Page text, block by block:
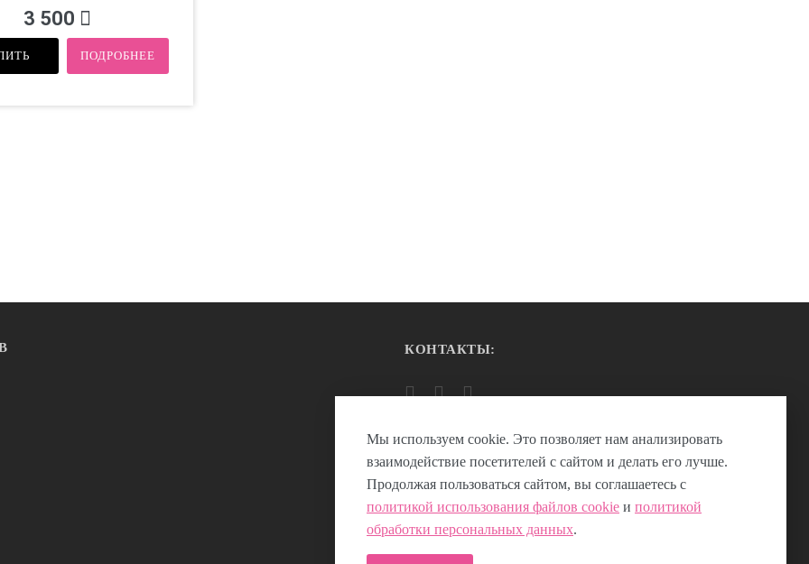
3 500
ПОДРОБНЕЕ
КОНТАКТЫ:
Возникли вопросы?
Звоните с 9
до 21 , без выходных
+7 (953) 219-04-16
Мы используем cookie. Это позволяет нам анализировать
взаимодействие посетителей с сайтом и делать его лучше.
Продолжая пользоваться сайтом, вы соглашаетесь с
политикой использования файлов cookie и политикой
обработки персональных данных.